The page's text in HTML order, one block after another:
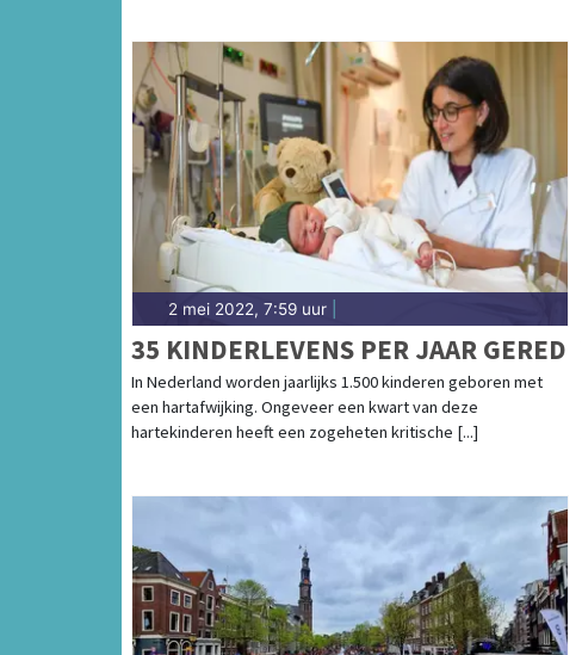
2 mei 2022, 7:59 uur
35 KINDERLEVENS PER JAAR GERED
In Nederland worden jaarlijks 1.500 kinderen geboren met
een hartafwijking. Ongeveer een kwart van deze
hartekinderen heeft een zogeheten kritische [...]